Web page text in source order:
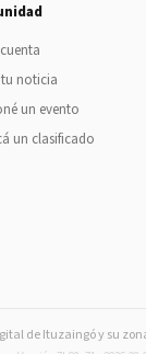
noticia
un evento
un clasificado
de Ituzaingó y su